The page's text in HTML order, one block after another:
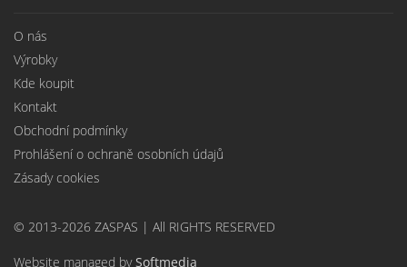
O nás
Výrobky
Kde koupit
Kontakt
Obchodní podmínky
Prohlášení o ochraně osobních údajů
Zásady cookies
© 2013-2026 ZASPAS | All RIGHTS RESERVED
Website managed bySoftmedia